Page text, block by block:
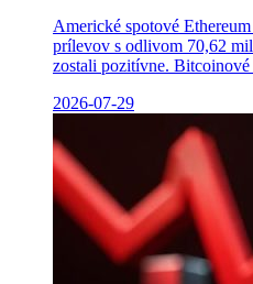
Americké spotové
prílevov s odlivom 70,62
zostali pozitívne.
2026-07-29